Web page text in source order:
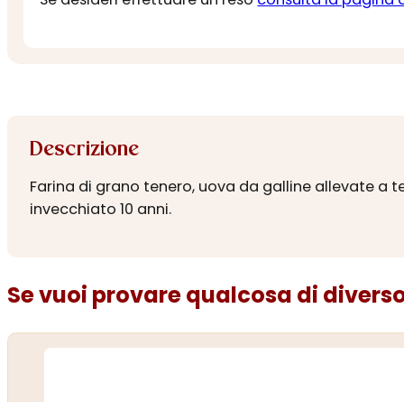
Descrizione
Farina di grano tenero, uova da galline allevate a
invecchiato 10 anni.
Se vuoi provare qualcosa di